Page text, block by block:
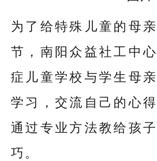
为了给特殊儿童的母
节，南阳众益社工中
症儿童学校与学生母
学习，交流自己的心
通过专业方法教给孩
巧。